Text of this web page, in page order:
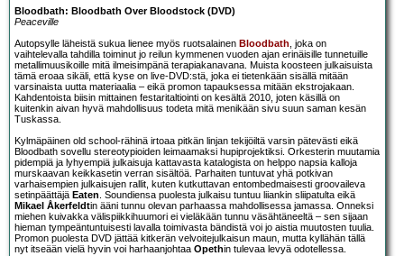
Bloodbath: Bloodbath Over Bloodstock (DVD)
Peaceville
Autopsylle läheistä sukua lienee myös ruotsalainen Bloodbath, joka on
vaihtelevalla tahdilla toiminut jo reilun kymmenen vuoden ajan erinäisille tunnetuille
metallimuusikoille mitä ilmeisimpänä terapiakanavana. Muista koosteen julkaisuista
tämä eroaa sikäli, että kyse on live-DVD:stä, joka ei tietenkään sisällä mitään
varsinaista uutta materiaalia – eikä promon tapauksessa mitään ekstrojakaan.
Kahdentoista biisin mittainen festaritaltiointi on kesältä 2010, joten käsillä on
kuitenkin aivan hyvä mahdollisuus todeta mitä menikään sivu suun saman kesän
Tuskassa.
Kylmäpäinen old school-rähinä irtoaa pitkän linjan tekijöiltä varsin pätevästi eikä
Bloodbath sovellu stereotypioiden leimaamaksi hupiprojektiksi. Orkesterin muutamia
pidempiä ja lyhyempiä julkaisuja kattavasta katalogista on helppo napsia kalloja
murskaavan keikkasetin verran sisältöä. Parhaiten tuntuvat yhä potkivan
varhaisempien julkaisujen rallit, kuten kutkuttavan entombedmaisesti groovaileva
setinpäättäjä Eaten. Soundiensa puolesta julkaisu tuntuu liiankin sliipatulta eikä
Mikael Åkerfeldtin ääni tunnu olevan parhaassa mahdollisessa jamassa. Onneksi
miehen kuivakka välispiikkihuumori ei vieläkään tunnu väsähtäneeltä – sen sijaan
hieman tympeäntuntuisesti lavalla toimivasta bändistä voi jo aistia muutosten tuulia.
Promon puolesta DVD jättää kitkerän velvoitejulkaisun maun, mutta kyllähän tällä
nyt itseään vielä hyvin voi harhaanjohtaa Opethin tulevaa levyä odotellessa.